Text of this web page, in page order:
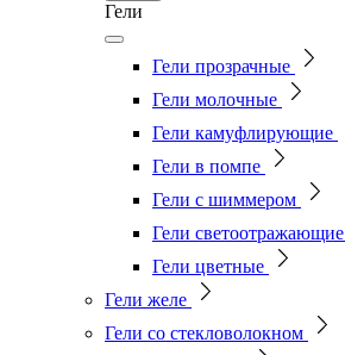
Гели
Гели прозрачные
Гели молочные
Гели камуфлирующие
Гели в помпе
Гели с шиммером
Гели светоотражающие
Гели цветные
Гели желе
Гели со стекловолокном